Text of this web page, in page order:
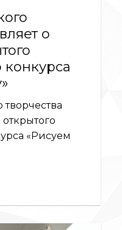
о
творчества
«Рисуем